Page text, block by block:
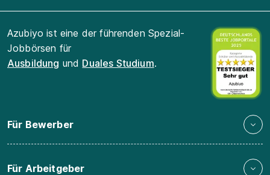
Azubiyo ist eine der führenden Spezial-
Jobbörsen für
Ausbildung und Duales Studium.
Für Bewerber
Für Arbeitgeber